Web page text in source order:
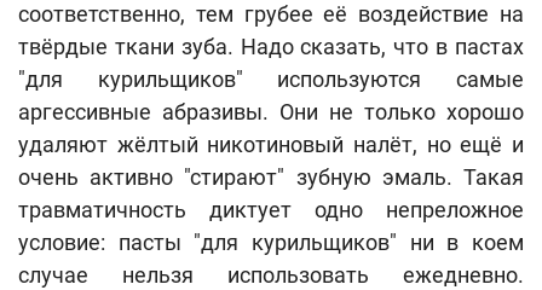
соответственно, тем грубее её воздействие на
твёрдые ткани зуба. Надо сказать, что в пастах
"для курильщиков" используются самые
аргессивные абразивы. Они не только хорошо
удаляют жёлтый никотиновый налёт, но ещё и
очень активно "стирают" зубную эмаль. Такая
травматичность диктует одно непреложное
условие: пасты "для курильщиков" ни в коем
случае нельзя использовать ежедневно.